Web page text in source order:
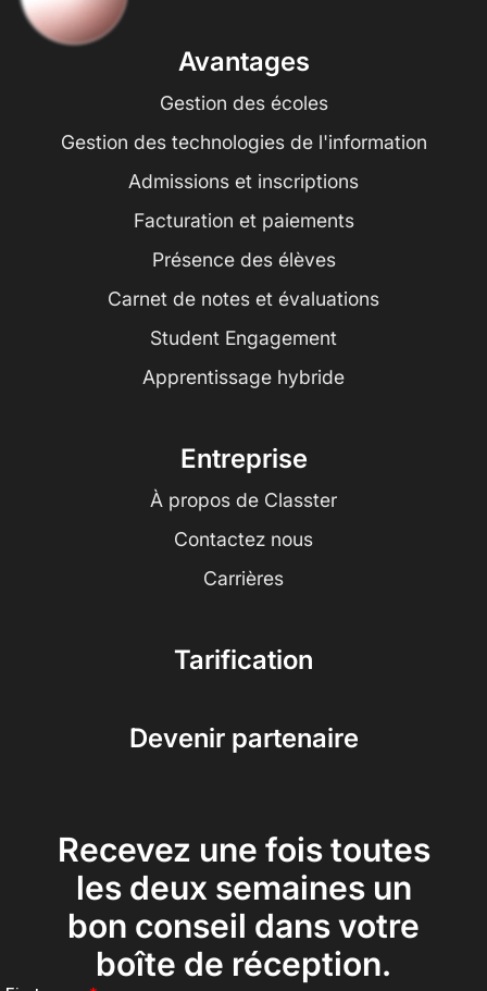
Avantages
Gestion des écoles
Gestion des technologies de l'information
Admissions et inscriptions
Facturation et paiements
Présence des élèves
Carnet de notes et évaluations
Student Engagement
Apprentissage hybride
Entreprise
À propos de Classter
Contactez nous
Carrières
Tarification
Devenir partenaire
Recevez une fois toutes
les deux semaines un
bon conseil dans votre
boîte de réception.